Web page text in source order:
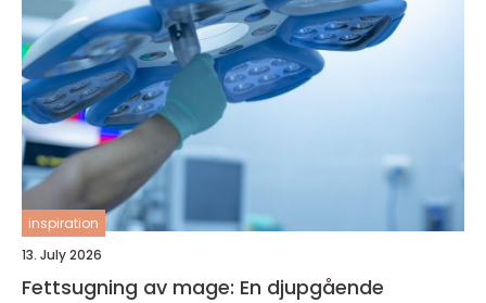
inspiration
13. July 2026
Fettsugning av mage: En djupgående